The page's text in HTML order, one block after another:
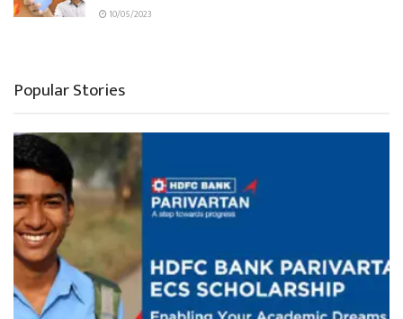
10/05/2023
Popular Stories